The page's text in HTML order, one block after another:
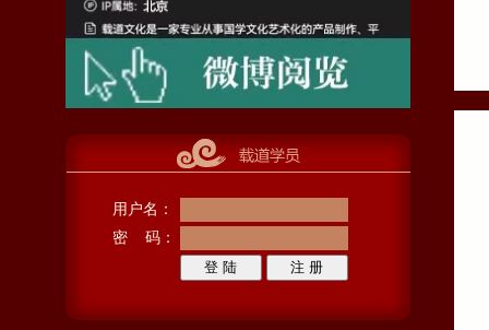
用户名：
密 码：